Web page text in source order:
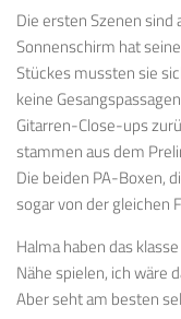
Die ersten Szenen sind
Sonnenschirm hat
Stückes mussten sie
keine
Gitarren-Close-ups
stammen aus dem
Die beiden PA-Boxen,
sogar von der gleichen
Halma haben das
Nähe spielen, ich wäre
Aber seht am besten